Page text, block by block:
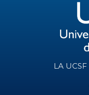
LA UCSF